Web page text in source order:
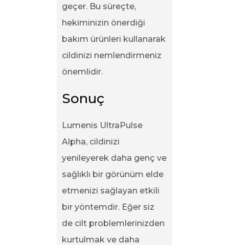
geçer. Bu süreçte,
hekiminizin önerdiği
bakım ürünleri kullanarak
cildinizi nemlendirmeniz
önemlidir.
Sonuç
Lumenis UltraPulse
Alpha, cildinizi
yenileyerek daha genç ve
sağlıklı bir görünüm elde
etmenizi sağlayan etkili
bir yöntemdir. Eğer siz
de cilt problemlerinizden
kurtulmak ve daha